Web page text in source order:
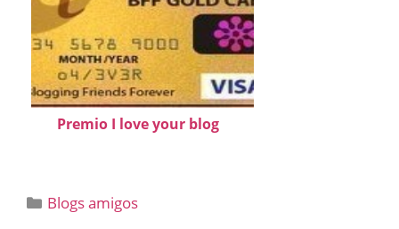
Premio I love your blog
Categorías
Blogs amigos